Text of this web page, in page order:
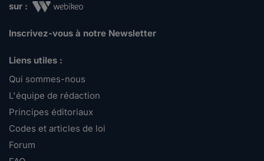
sur :
Inscrivez-vous à notre Newsletter
Liens utiles :
Qui sommes-nous
L'équipe de rédaction
Principes éditoriaux
Codes et articles de loi
Forum